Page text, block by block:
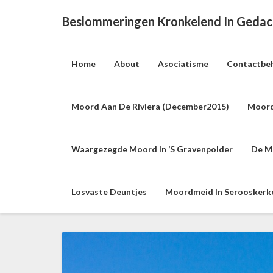
Beslommeringen Kronkelend In
Home About Asociatisme
Moord Aan De Riviera (december2015)
Waargezegde Moord In ‘s Gravenpolder De
Losvaste Deuntjes Moordmeid In